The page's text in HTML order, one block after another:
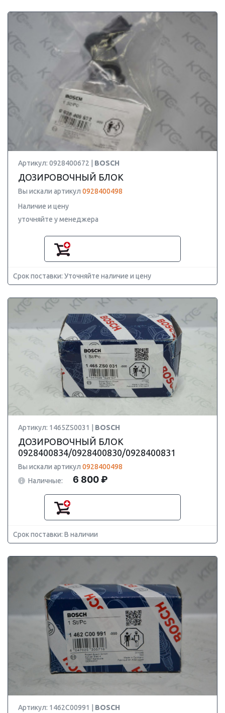
Артикул: 0928400672 | BOSCH
ДОЗИРОВОЧНЫЙ БЛОК
Вы искали артикул 0928400498
Наличие и цену
уточняйте у менеджера
Срок поставки: Уточняйте наличие и цену
Артикул: 1465ZS0031 | BOSCH
ДОЗИРОВОЧНЫЙ БЛОК
0928400834/0928400830/0928400831
Вы искали артикул 0928400498
Наличные:
6 800 ₽
Срок поставки: В наличии
Артикул: 1462C00991 | BOSCH